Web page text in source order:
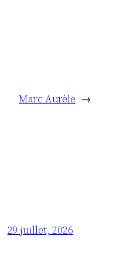
Marc Aurèle →
29 juillet, 2026